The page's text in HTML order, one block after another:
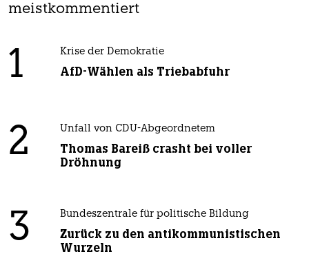
meistkommentiert
1 Krise der Demokratie
AfD-Wählen als Triebabfuhr
2 Unfall von CDU-Abgeordnetem
Thomas Bareiß crasht bei voller
Dröhnung
3 Bundeszentrale für politische Bildung
Zurück zu den antikommunistischen
Wurzeln